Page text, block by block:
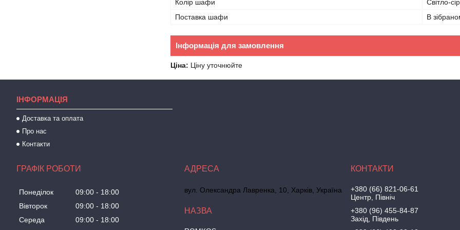
Колір шафи
Світло-
Поставка шафи
В
Інформація для замовлення
Ціна: Ціну уточнюйте
IНФОРМАЦІЯ
Доставка та оплата
Про нас
Контакти
ГРАФІК РОБОТИ
Понеділок 09:00
18:00
Вівторок
09:00
18:00
Середа
09:00
18:00
вул. Олександра Лавренка, 10, Харків, Україна
+380 (66) 821-06-61
Центр, Північ
+380 (96) 455-84-87
Захід, Південь